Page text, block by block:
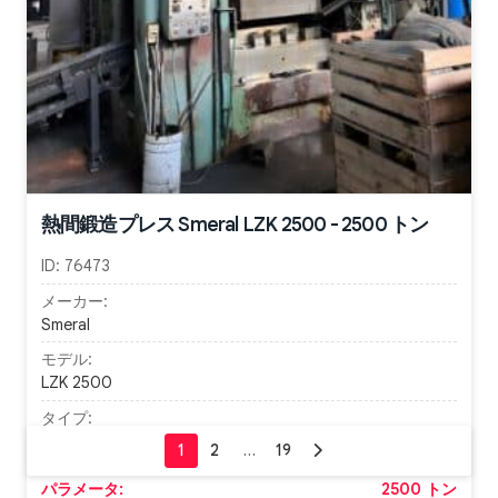
熱間鍛造プレス Smeral LZK 2500 - 2500 トン
ID: 76473
メーカー:
Smeral
モデル:
LZK 2500
タイプ:
Hot forging press
パラメータ: 2500 トン